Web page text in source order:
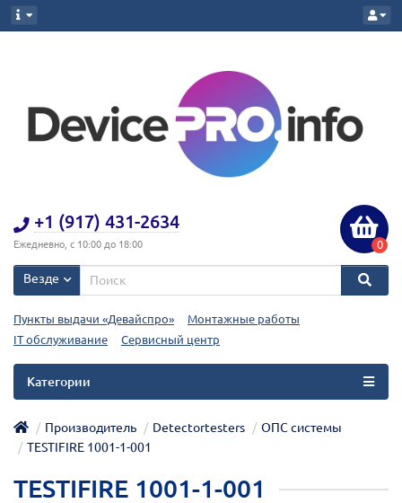
+1 (917) 431-2634
Ежедневно, с 10:00 до 18:00 0
Везде
Пункты выдачи «Девайспро»
Монтажные работы
IT обслуживание
Сервисный центр
Категории
Производитель Detectortesters
ОПС системы
TESTIFIRE 1001-1-001
TESTIFIRE 1001-1-001